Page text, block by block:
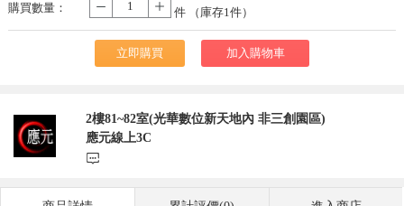
購買數量：
- 件 （庫存1件）
立即購買 加入購物車
2樓81~82室(光華數位新天地內 非三創園區)
應元線上3C
󰃨